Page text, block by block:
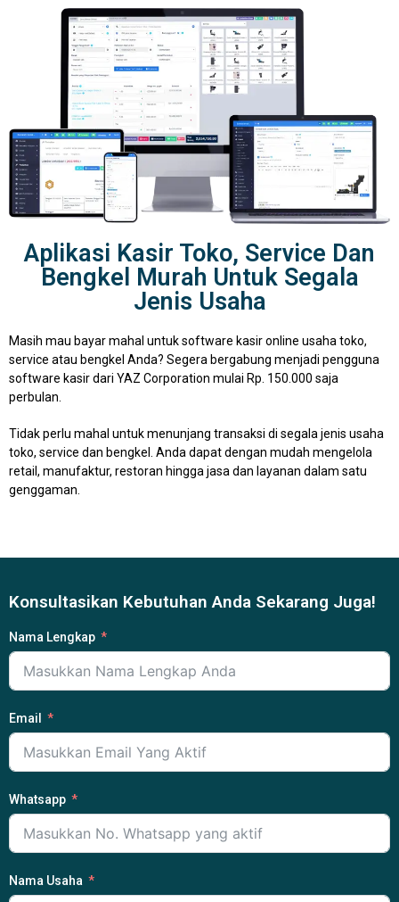
Aplikasi Kasir Toko, Service Dan
Bengkel Murah Untuk Segala
Jenis Usaha
Masih mau bayar mahal untuk software kasir online usaha toko,
service atau bengkel Anda? Segera bergabung menjadi pengguna
software kasir dari YAZ Corporation mulai Rp. 150.000 saja
perbulan.
Tidak perlu mahal untuk menunjang transaksi di segala jenis usaha
toko, service dan bengkel. Anda dapat dengan mudah mengelola
retail, manufaktur, restoran hingga jasa dan layanan dalam satu
genggaman.
Konsultasikan Kebutuhan Anda Sekarang Juga!
Nama Lengkap
Email
Whatsapp
Nama Usaha